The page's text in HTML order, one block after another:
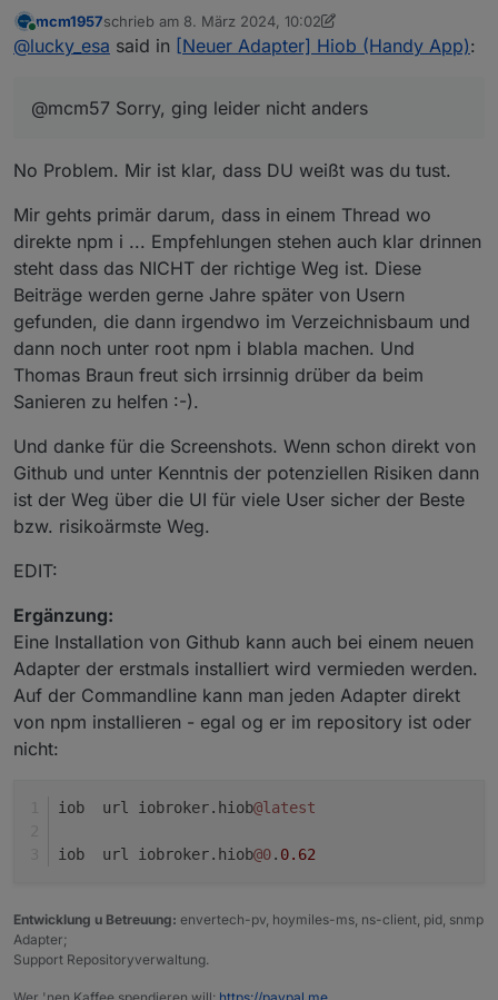
und wird den Adapter hoffentlich bald ins repo
eintragen.
Der Adapter kann nun so installiert werden.
Online
mcm1957schrieb am 8. März 2024, 10:02
zuletzt editiert von mcm19573. Aug. 2024, 14:04
@lucky_esa said in [Neuer Adapter] Hiob (Handy App):
@mcm57 Sorry, ging leider nicht anders
No Problem. Mir ist klar, dass DU weißt was du tust.
Mir gehts primär darum, dass in einem Thread wo
direkte npm i ... Empfehlungen stehen auch klar drinnen
steht dass das NICHT der richtige Weg ist. Diese
Beiträge werden gerne Jahre später von Usern
gefunden, die dann irgendwo im Verzeichnisbaum und
dann noch unter root npm i blabla machen. Und
Thomas Braun freut sich irrsinnig drüber da beim
Sanieren zu helfen :-).
Und danke für die Screenshots. Wenn schon direkt von
Github und unter Kenntnis der potenziellen Risiken dann
ist der Weg über die UI für viele User sicher der Beste
bzw. risikoärmste Weg.
EDIT:
Ergänzung:
Eine Installation von Github kann auch bei einem neuen
Adapter der erstmals installiert wird vermieden werden.
Auf der Commandline kann man jeden Adapter direkt
von npm installieren - egal og er im repository ist oder
nicht:
iob  url iobroker.hiob@latest
iob  url iobroker.hiob@0. 0.62
Entwicklung u Betreuung: envertech-pv, hoymiles-ms, ns-client, pid, snmp
Adapter;
Support Repositoryverwaltung.